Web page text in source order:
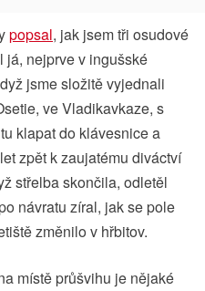
popsal, jak jsem tři osudové
já, nejprve v ingušské
jsme složitě vyjednali
ve Vladikavkaze, s
klapat do klávesnice a
zpět k zaujatému diváctví
střelba skončila, odletěl
návratu zíral, jak se pole
změnilo v hřbitov.
místě průšvihu je nějaké